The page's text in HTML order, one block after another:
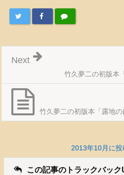
竹久夢二の初版本
Next
竹久夢二の初版本「露地の
2013年10月に
この記事のトラックバッ